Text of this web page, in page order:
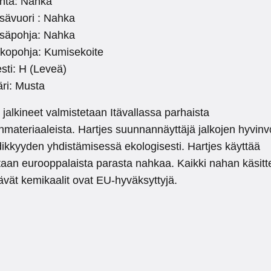
: Nahka
Nahka
Kumisekoite
H (Leveä)
Musta
jalkineet valmistetaan Itävallassa parhaista
Hartjes suunnannäyttäjä jalkojen
yhdistämisessä ekologisesti. Hartjes käyttää
eurooppalaista parasta nahkaa. Kaikki nahan
kemikaalit ovat EU-hyväksyttyjä.